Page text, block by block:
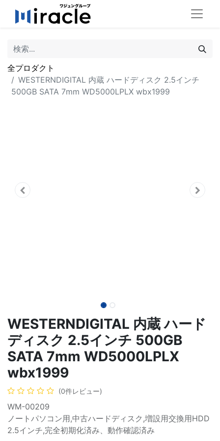
全プロダクト
WESTERNDIGITAL 内蔵 ハードディスク 2.5インチ
500GB SATA 7mm WD5000LPLX wbx1999
WESTERNDIGITAL 内蔵 ハード
ディスク 2.5インチ 500GB
SATA 7mm WD5000LPLX
wbx1999
(0件レビュー)
WM-00209
ノートパソコン用,中古ハードディスク,増設用交換用HDD
2.5インチ,完全初期化済み、動作確認済み